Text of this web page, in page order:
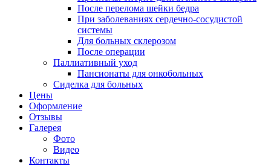
После перелома шейки бедра
При заболеваниях сердечно-сосудистой
системы
Для больных склерозом
После операции
Паллиативный уход
Пансионаты для онкобольных
Сиделка для больных
Цены
Оформление
Отзывы
Галерея
Фото
Видео
Контакты